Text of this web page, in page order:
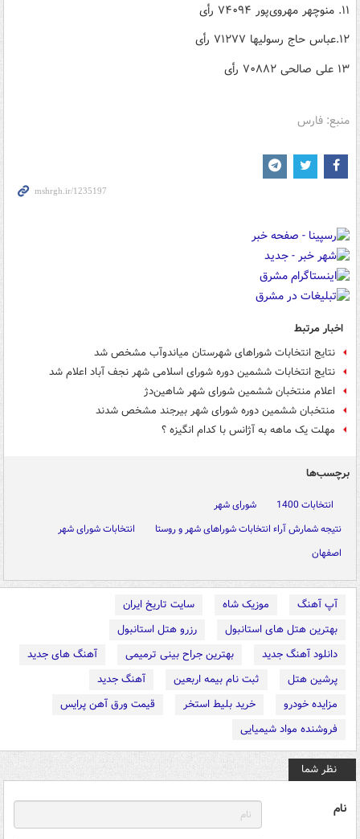
۱۱. منوچهر مهروی‌پور ۷۴۰۹۴ رأی
۱۲.عباس حاج رسولیها ۷۱۲۷۷ رأی
۱۳ علی صالحی ۷۰۸۸۲ رأی
منبع: فارس
اخبار مرتبط
نتایج انتخابات شوراهای شهرستان میاندوآب مشخص شد
نتایج انتخابات ششمین دوره شورای اسلامی شهر نجف آباد اعلام شد
اعلام منتخبان ششمین شورای شهر شاهین‌دژ
منتخبان ششمین دوره شورای شهر بیرجند مشخص شدند
مهلت یک ماهه به آژانس با کدام انگیزه ؟
برچسب‌ها
انتخابات 1400
شورای شهر
نتیجه شمارش آراء انتخابات شوراهای شهر و روستا
انتخابات شورای شهر
اصفهان
آپ آهنگ موزیک شاه
سایت تاریخ ایران
بهترین هتل های استانبول
رزرو هتل استانبول
دانلود آهنگ جدید
بهترین جراح بینی ترمیمی
آهنگ های جدید
پرشین هتل
ثبت نام بیمه اربعین
آهنگ جدید
مزایده خودرو
خرید بلیط استخر
قیمت ورق آهن پرایس
فروشنده مواد شیمیایی
نظر شما
نام